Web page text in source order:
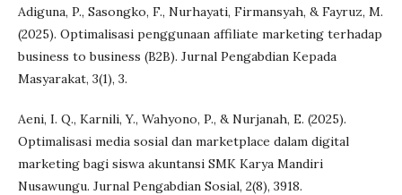
Adiguna, P., Sasongko, F., Nurhayati, Firmansyah, & Fayruz, M.
(2025). Optimalisasi penggunaan affiliate marketing terhadap
business to business (B2B). Jurnal Pengabdian Kepada
Masyarakat, 3(1), 3.
Aeni, I. Q., Karnili, Y., Wahyono, P., & Nurjanah, E. (2025).
Optimalisasi media sosial dan marketplace dalam digital
marketing bagi siswa akuntansi SMK Karya Mandiri
Nusawungu. Jurnal Pengabdian Sosial, 2(8), 3918.